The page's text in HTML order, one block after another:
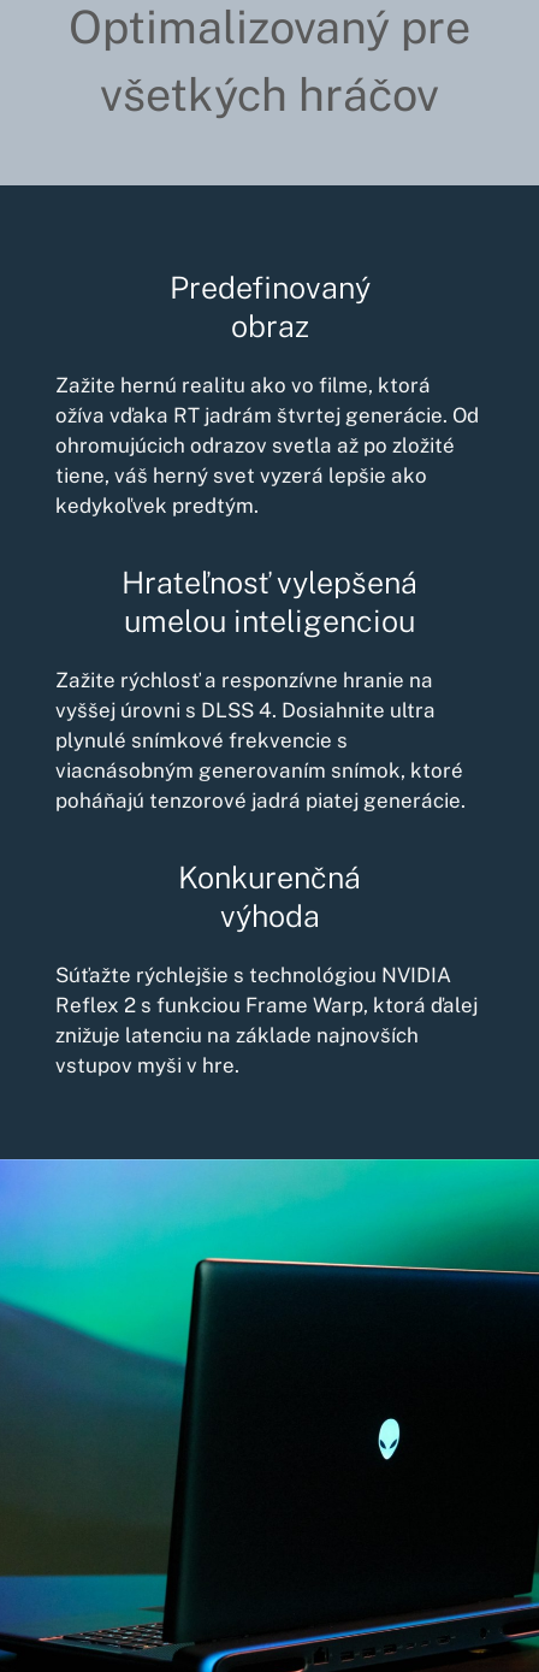
Optimalizovaný pre
všetkých hráčov
Predefinovaný
obraz
Zažite hernú realitu ako vo filme, ktorá
ožíva vďaka RT jadrám štvrtej generácie. Od
ohromujúcich odrazov svetla až po zložité
tiene, váš herný svet vyzerá lepšie ako
kedykoľvek predtým.
Hrateľnosť vylepšená
umelou inteligenciou
Zažite rýchlosť a responzívne hranie na
vyššej úrovni s DLSS 4. Dosiahnite ultra
plynulé snímkové frekvencie s
viacnásobným generovaním snímok, ktoré
poháňajú tenzorové jadrá piatej generácie.
Konkurenčná
výhoda
Súťažte rýchlejšie s technológiou NVIDIA
Reflex 2 s funkciou Frame Warp, ktorá ďalej
znižuje latenciu na základe najnovších
vstupov myši v hre.